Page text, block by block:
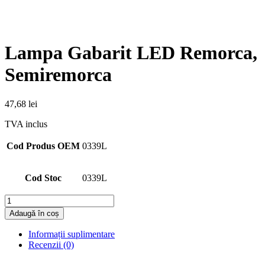
Lampa Gabarit LED Remorca,
Semiremorca
47,68 lei
TVA inclus
Cod Produs OEM 0339L
Cod Stoc 0339L
Cantitate
Adaugă în coș
Informații suplimentare
Recenzii (0)